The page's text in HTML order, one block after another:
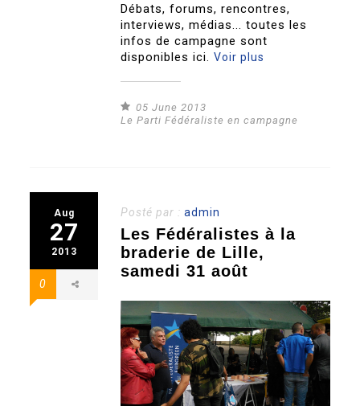
Débats, forums, rencontres,
interviews, médias... toutes les
infos de campagne sont
disponibles ici.Voir plus
05 June 2013
Le Parti Fédéraliste en campagne
Aug
27
2013
0
Posté par :admin
Les Fédéralistes à la
braderie de Lille,
samedi 31 août